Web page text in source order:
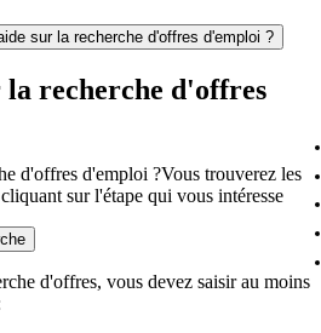
sur la recherche d'offres d'emploi ?
la recherche d'offres
d'offres d'emploi ?Vous trouverez les
sur l'étape qui vous intéresse
d'offres, vous devez saisir au moins